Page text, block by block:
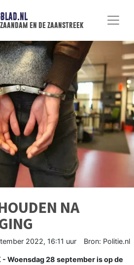
en de zaanstreek
NA
2022, 16:11 uur Bron: Politie.nl
- Woensdag 28 september is op de